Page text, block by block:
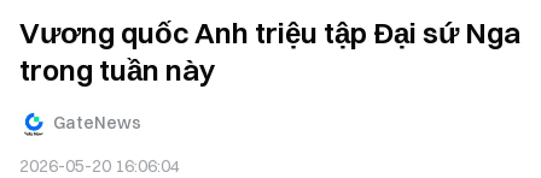
Vương quốc Anh triệu tập Đại sứ Nga
trong tuần này
GateNews
2026-05-20 16:06:04